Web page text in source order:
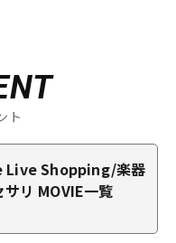
ト
Live Shopping/楽器
サリ MOVIE一覧